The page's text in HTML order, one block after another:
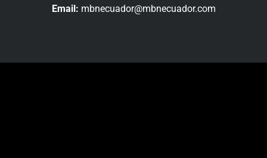
Email: mbnecuador@mbnecuador.com